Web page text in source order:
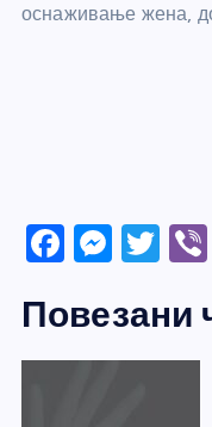
оснаживање жена,
F
c
e
M
ss
e
T
itt
er
Повезани